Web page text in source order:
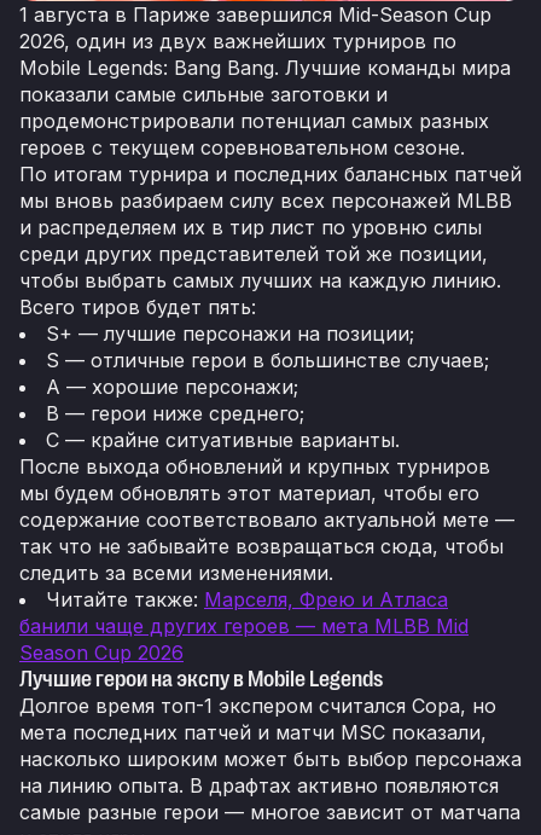
1 августа в Париже завершился Mid-Season Cup
2026, один из двух важнейших турниров по
Mobile Legends: Bang Bang. Лучшие команды мира
показали самые сильные заготовки и
продемонстрировали потенциал самых разных
героев с текущем соревновательном сезоне.
По итогам турнира и последних балансных патчей
мы вновь разбираем силу всех персонажей MLBB
и распределяем их в тир лист по уровню силы
среди других представителей той же позиции,
чтобы выбрать самых лучших на каждую линию.
Всего тиров будет пять:
S+ — лучшие персонажи на позиции;
S — отличные герои в большинстве случаев;
A — хорошие персонажи;
B — герои ниже среднего;
C — крайне ситуативные варианты.
После выхода обновлений и крупных турниров
мы будем обновлять этот материал, чтобы его
содержание соответствовало актуальной мете —
так что не забывайте возвращаться сюда, чтобы
следить за всеми изменениями.
Читайте также: Марселя, Фрею и Атласа
банили чаще других героев — мета MLBB Mid
Season Cup 2026
Лучшие герои на экспу в Mobile Legends
Долгое время топ-1 экспером считался Сора, но
мета последних патчей и матчи MSC показали,
насколько широким может быть выбор персонажа
на линию опыта. В драфтах активно появляются
самые разные герои — многое зависит от матчапа